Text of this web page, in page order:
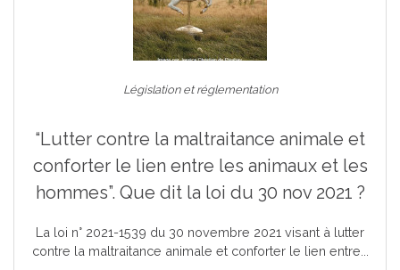
Législation et réglementation
“Lutter contre la maltraitance animale et
conforter le lien entre les animaux et les
hommes”. Que dit la loi du 30 nov 2021 ?
La loi n° 2021-1539 du 30 novembre 2021 visant à lutter
contre la maltraitance animale et conforter le lien entre...